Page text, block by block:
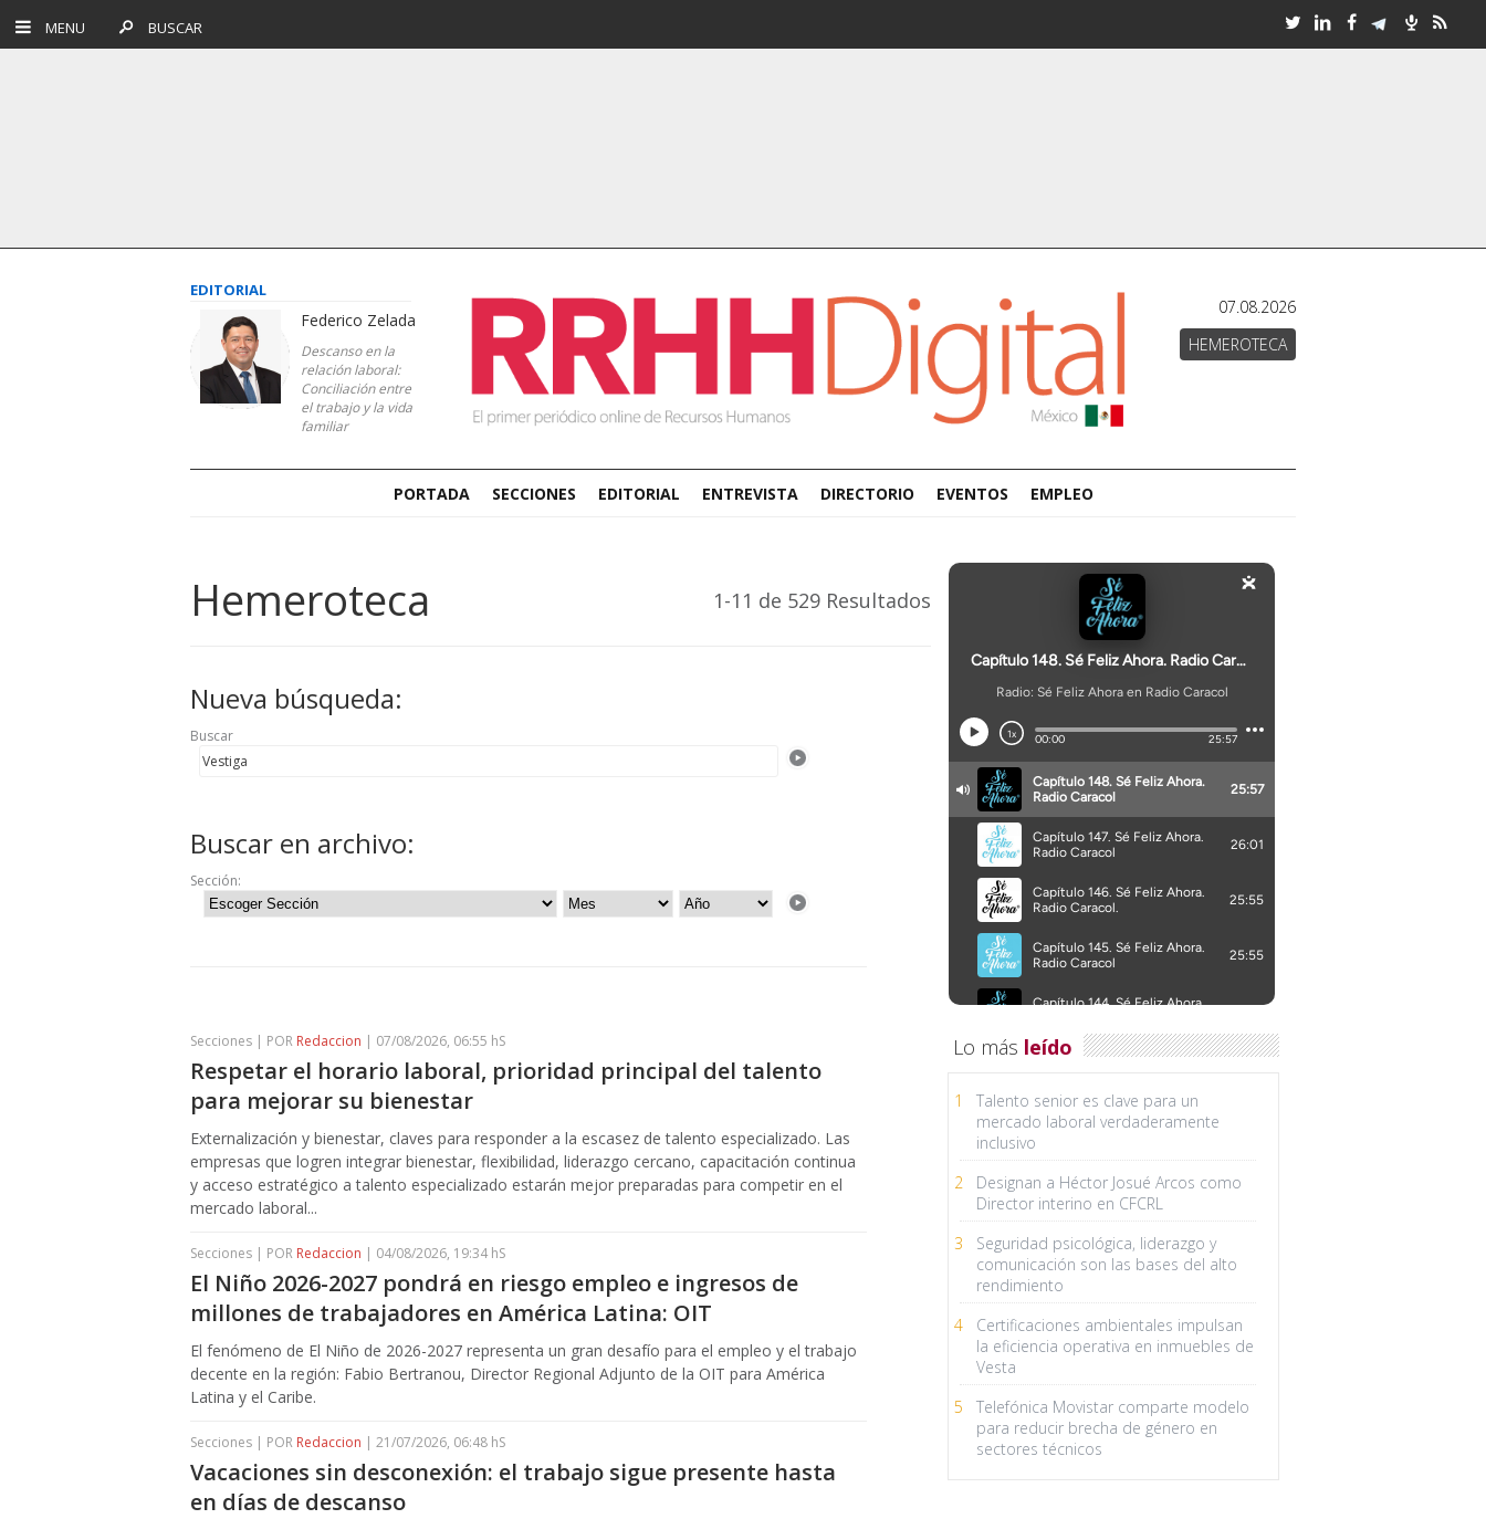
MENU BUSCAR
EDITORIAL
Federico Zelada
Descanso en la
relación laboral:
Conciliación entre
el trabajo y la vida
familiar
07.08.2026
HEMEROTECA
PORTADA SECCIONES EDITORIAL ENTREVISTA DIRECTORIO EVENTOS EMPLEO
Hemeroteca 1-11 de 529 Resultados
Nueva búsqueda:
Buscar
Buscar en archivo:
Sección:
Secciones | POR Redaccion | 07/08/2026, 06:55 hS
Respetar el horario laboral, prioridad principal del talento
para mejorar su bienestar
Externalización y bienestar, claves para responder a la escasez de talento especializado. Las
empresas que logren integrar bienestar, flexibilidad, liderazgo cercano, capacitación continua
y acceso estratégico a talento especializado estarán mejor preparadas para competir en el
mercado laboral...
Secciones | POR Redaccion | 04/08/2026, 19:34 hS
El Niño 2026-2027 pondrá en riesgo empleo e ingresos de
millones de trabajadores en América Latina: OIT
El fenómeno de El Niño de 2026-2027 representa un gran desafío para el empleo y el trabajo
decente en la región: Fabio Bertranou, Director Regional Adjunto de la OIT para América
Latina y el Caribe.
Secciones | POR Redaccion | 21/07/2026, 06:48 hS
Vacaciones sin desconexión: el trabajo sigue presente hasta
en días de descanso
Lo más leído
1
Talento senior es clave para un
mercado laboral verdaderamente
inclusivo
2
Designan a Héctor Josué Arcos como
Director interino en CFCRL
3
Seguridad psicológica, liderazgo y
comunicación son las bases del alto
rendimiento
4
Certificaciones ambientales impulsan
la eficiencia operativa en inmuebles de
Vesta
5
Telefónica Movistar comparte modelo
para reducir brecha de género en
sectores técnicos